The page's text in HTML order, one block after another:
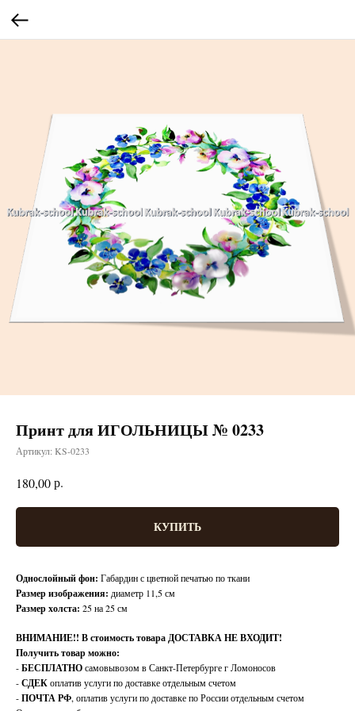
Принт для ИГОЛЬНИЦЫ № 0233
Артикул: KS-0233
180,00р.
КУПИТЬ
Однослойный фон: Габардин с цветной печатью по ткани
Размер изображения: диаметр 11,5 см
Размер холста: 25 на 25 см
ВНИМАНИЕ!! В стоимость товара ДОСТАВКА НЕ ВХОДИТ!
Получить товар можно:
-БЕСПЛАТНОсамовывозом в Санкт-Петербурге г Ломоносов
-СДЕКоплатив услуги по доставке отдельным счетом
-ПОЧТА РФ, оплатив услуги по доставке по России отдельным счетом